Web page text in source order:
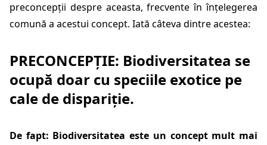
preconcepții despre aceasta, frecvente în înțelegerea
comună a acestui concept. Iată câteva dintre acestea:
PRECONCEPȚIE: Biodiversitatea se
ocupă doar cu speciile exotice pe
cale de dispariție.
De fapt: Biodiversitatea este un concept mult mai